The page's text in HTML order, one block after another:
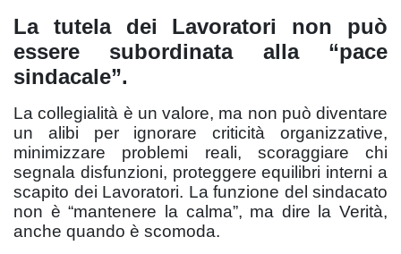
La tutela dei Lavoratori non può
essere subordinata alla “pace
sindacale”.
La collegialità è un valore, ma non può diventare
un alibi per ignorare criticità organizzative,
minimizzare problemi reali, scoraggiare chi
segnala disfunzioni, proteggere equilibri interni a
scapito dei Lavoratori. La funzione del sindacato
non è “mantenere la calma”, ma dire la Verità,
anche quando è scomoda.